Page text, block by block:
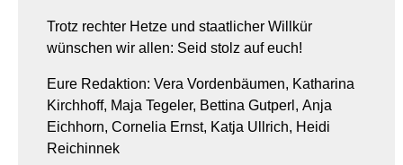
Trotz rechter Hetze und staatlicher Willkür
wünschen wir allen: Seid stolz auf euch!
­Eure Redaktion: Vera Vordenbäumen, Katharina
Kirchhoff, Maja Tegeler, Bettina Gutperl, Anja
Eichhorn, Cornelia Ernst, Katja Ullrich, Heidi
Reichinnek